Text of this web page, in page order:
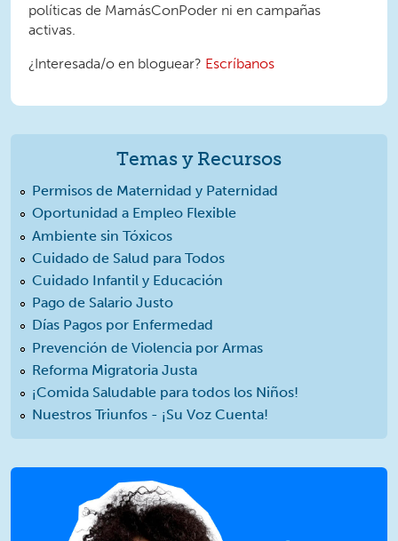
políticas de MamásConPoder ni en campañas
activas.
¿Interesada/o en bloguear? Escríbanos
Temas y Recursos
Permisos de Maternidad y Paternidad
Oportunidad a Empleo Flexible
Ambiente sin Tóxicos
Cuidado de Salud para Todos
Cuidado Infantil y Educación
Pago de Salario Justo
Días Pagos por Enfermedad
Prevención de Violencia por Armas
Reforma Migratoria Justa
¡Comida Saludable para todos los Niños!
Nuestros Triunfos - ¡Su Voz Cuenta!